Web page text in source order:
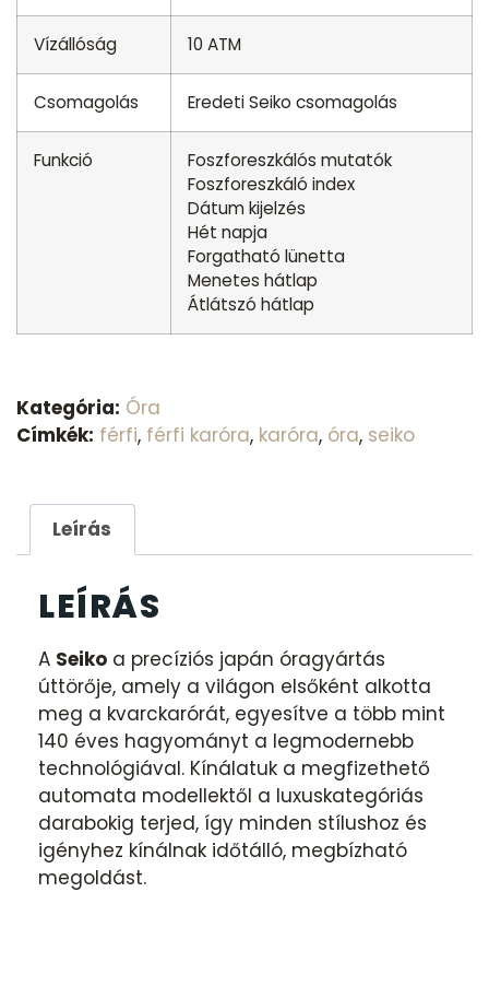
Vízállóság 10 ATM
Csomagolás Eredeti Seiko csomagolás
Funkció
Foszforeszkálós mutatók
Foszforeszkáló index
Dátum kijelzés
Hét napja
Forgatható lünetta
Menetes hátlap
Átlátszó hátlap
Kategória: Óra
Címkék: férfi, férfi karóra, karóra, óra, seiko
Leírás
LEÍRÁS
A Seiko a precíziós japán óragyártás
úttörője, amely a világon elsőként alkotta
meg a kvarckarórát, egyesítve a több mint
140 éves hagyományt a legmodernebb
technológiával. Kínálatuk a megfizethető
automata modellektől a luxuskategóriás
darabokig terjed, így minden stílushoz és
igényhez kínálnak időtálló, megbízható
megoldást.